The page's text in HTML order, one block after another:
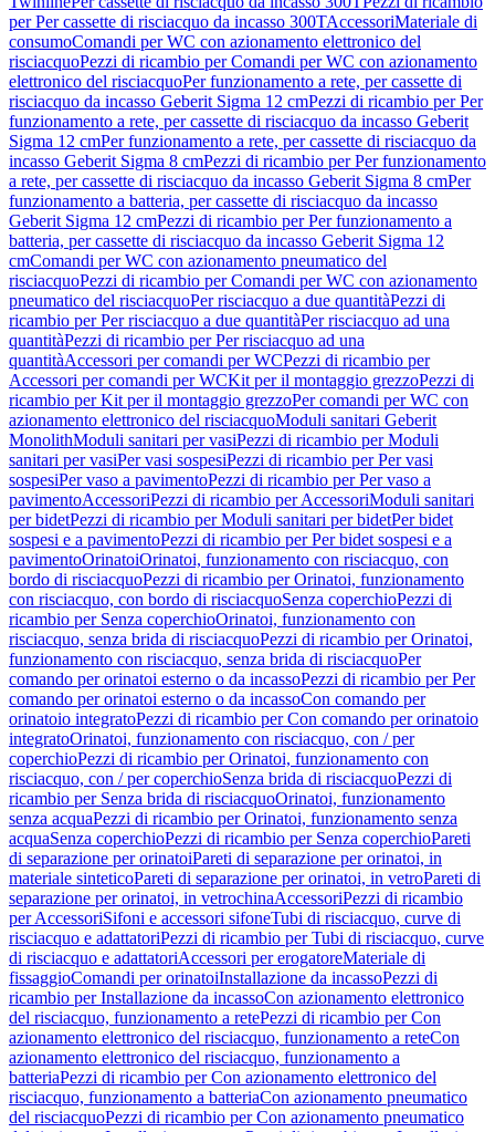
per Per cassette di risciacquo da incasso 300TAccessoriMateriale di
consumoComandi per WC con azionamento elettronico del
risciacquoPezzi di ricambio per Comandi per WC con azionamento
elettronico del risciacquoPer funzionamento a rete, per cassette di
risciacquo da incasso Geberit Sigma 12 cmPezzi di ricambio per Per
funzionamento a rete, per cassette di risciacquo da incasso Geberit
Sigma 12 cmPer funzionamento a rete, per cassette di risciacquo da
incasso Geberit Sigma 8 cmPezzi di ricambio per Per funzionamento
a rete, per cassette di risciacquo da incasso Geberit Sigma 8 cmPer
funzionamento a batteria, per cassette di risciacquo da incasso
Geberit Sigma 12 cmPezzi di ricambio per Per funzionamento a
batteria, per cassette di risciacquo da incasso Geberit Sigma 12
cmComandi per WC con azionamento pneumatico del
risciacquoPezzi di ricambio per Comandi per WC con azionamento
pneumatico del risciacquoPer risciacquo a due quantitàPezzi di
ricambio per Per risciacquo a due quantitàPer risciacquo ad una
quantitàPezzi di ricambio per Per risciacquo ad una
quantitàAccessori per comandi per WCPezzi di ricambio per
Accessori per comandi per WCKit per il montaggio grezzoPezzi di
ricambio per Kit per il montaggio grezzoPer comandi per WC con
azionamento elettronico del risciacquoModuli sanitari Geberit
MonolithModuli sanitari per vasiPezzi di ricambio per Moduli
sanitari per vasiPer vasi sospesiPezzi di ricambio per Per vasi
sospesiPer vaso a pavimentoPezzi di ricambio per Per vaso a
pavimentoAccessoriPezzi di ricambio per AccessoriModuli sanitari
per bidetPezzi di ricambio per Moduli sanitari per bidetPer bidet
sospesi e a pavimentoPezzi di ricambio per Per bidet sospesi e a
pavimentoOrinatoiOrinatoi, funzionamento con risciacquo, con
bordo di risciacquoPezzi di ricambio per Orinatoi, funzionamento
con risciacquo, con bordo di risciacquoSenza coperchioPezzi di
ricambio per Senza coperchioOrinatoi, funzionamento con
risciacquo, senza brida di risciacquoPezzi di ricambio per Orinatoi,
funzionamento con risciacquo, senza brida di risciacquoPer
comando per orinatoi esterno o da incassoPezzi di ricambio per Per
comando per orinatoi esterno o da incassoCon comando per
orinatoio integratoPezzi di ricambio per Con comando per orinatoio
integratoOrinatoi, funzionamento con risciacquo, con / per
coperchioPezzi di ricambio per Orinatoi, funzionamento con
risciacquo, con / per coperchioSenza brida di risciacquoPezzi di
ricambio per Senza brida di risciacquoOrinatoi, funzionamento
senza acquaPezzi di ricambio per Orinatoi, funzionamento senza
acquaSenza coperchioPezzi di ricambio per Senza coperchioPareti
di separazione per orinatoiPareti di separazione per orinatoi, in
materiale sinteticoPareti di separazione per orinatoi, in vetroPareti di
separazione per orinatoi, in vetrochinaAccessoriPezzi di ricambio
per AccessoriSifoni e accessori sifoneTubi di risciacquo, curve di
risciacquo e adattatoriPezzi di ricambio per Tubi di risciacquo, curve
di risciacquo e adattatoriAccessori per erogatoreMateriale di
fissaggioComandi per orinatoiInstallazione da incassoPezzi di
ricambio per Installazione da incassoCon azionamento elettronico
del risciacquo, funzionamento a retePezzi di ricambio per Con
azionamento elettronico del risciacquo, funzionamento a reteCon
azionamento elettronico del risciacquo, funzionamento a
batteriaPezzi di ricambio per Con azionamento elettronico del
risciacquo, funzionamento a batteriaCon azionamento pneumatico
del risciacquoPezzi di ricambio per Con azionamento pneumatico